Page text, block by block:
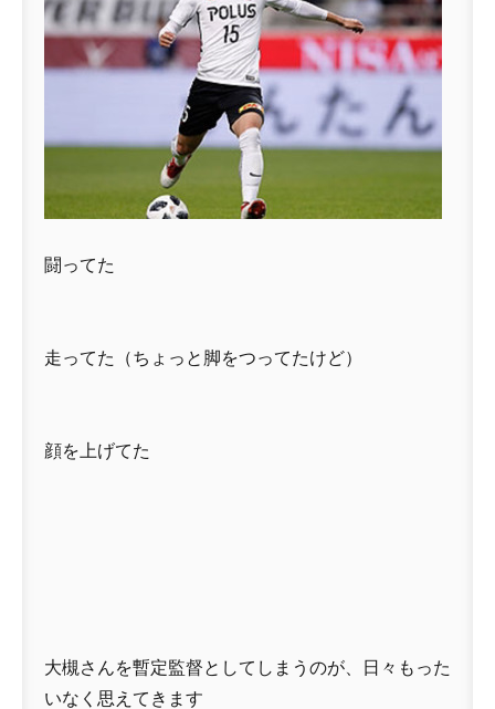
闘ってた
走ってた（ちょっと脚をつってたけど）
顔を上げてた
大槻さんを暫定監督としてしまうのが、日々もった
いなく思えてきます